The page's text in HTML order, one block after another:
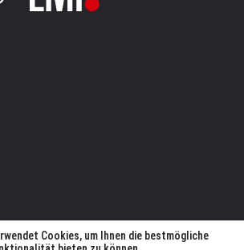
Cookies, um Ihnen die bestmögliche